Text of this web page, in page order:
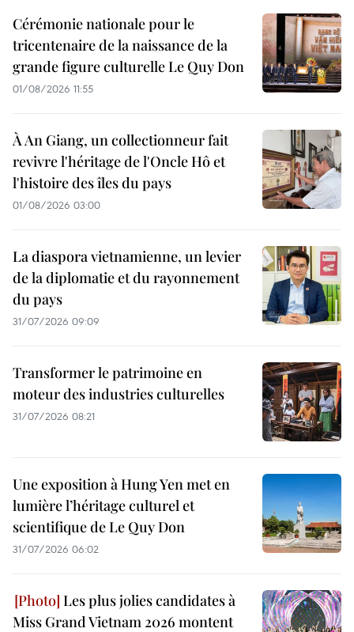
Cérémonie nationale pour le
tricentenaire de la naissance de la
grande figure culturelle Le Quy Don
01/08/2026 11:55
À An Giang, un collectionneur fait
revivre l'héritage de l'Oncle Hô et
l'histoire des îles du pays
01/08/2026 03:00
La diaspora vietnamienne, un levier
de la diplomatie et du rayonnement
du pays
31/07/2026 09:09
Transformer le patrimoine en
moteur des industries culturelles
31/07/2026 08:21
Une exposition à Hung Yen met en
lumière l’héritage culturel et
scientifique de Le Quy Don
31/07/2026 06:02
Les plus jolies candidates à
Miss Grand Vietnam 2026 montent